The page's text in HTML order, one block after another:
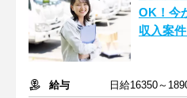
OK！今
収入案
給与
日給16350～